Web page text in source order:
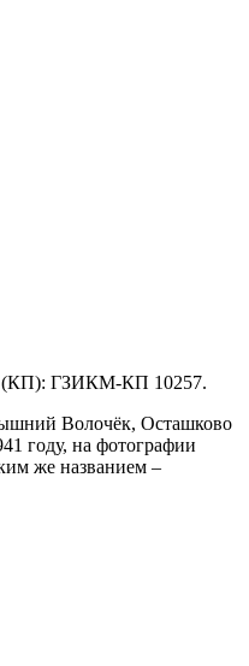
(КП): ГЗИКМ-КП 10257.
Волочёк, Осташково
году, на фотографии
же названием –